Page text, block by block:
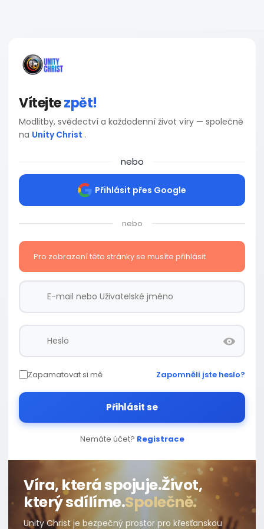
Vítejtezpět!
Modlitby, svědectví a každodenní život víry — společně
na Unity Christ .
nebo
Přihlásit přes Google
nebo
Pro zobrazení této stránky se musíte přihlásit
Zapamatovat si mě Zapomněli jste heslo?
Přihlásit se
Nemáte účet? Registrace
Víra, která spojuje.Život,
který sdílíme.Společně.
Unity Christ je bezpečný prostor pro křesťanskou